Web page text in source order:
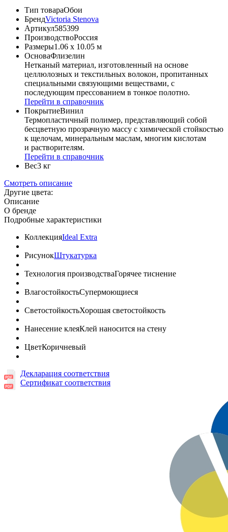
Тип товараОбои
БрендVictoria Stenova
Артикул585399
ПроизводствоРоссия
Размеры1.06 x 10.05 м
ОсноваФлизелин
Нетканый материал, изготовленный на основе
целлюлозных и текстильных волокон, пропитанных
специальными связующими веществами, с
последующим прессованием в тонкое полотно.
Перейти в справочник
ПокрытиеВинил
Термопластичный полимер, представляющий собой
бесцветную прозрачную массу с химической стойкостью
к щелочам, минеральным маслам, многим кислотам
и растворителям.
Перейти в справочник
Вес3 кг
Смотреть описание
Другие цвета:
Описание
О бренде
Подробные характеристики
КоллекцияIdeal Extra
РисунокШтукатурка
Технология производстваГорячее тиснение
ВлагостойкостьСупермоющиеся
СветостойкостьХорошая светостойкость
Нанесение клеяКлей наносится на стену
ЦветКоричневый
Декларация соответствия
Сертификат соответствия